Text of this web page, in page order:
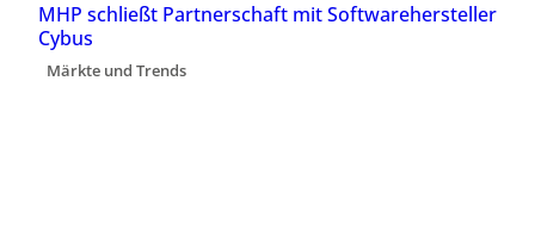
MHP schließt Partnerschaft mit Softwarehersteller
Cybus
Märkte und Trends